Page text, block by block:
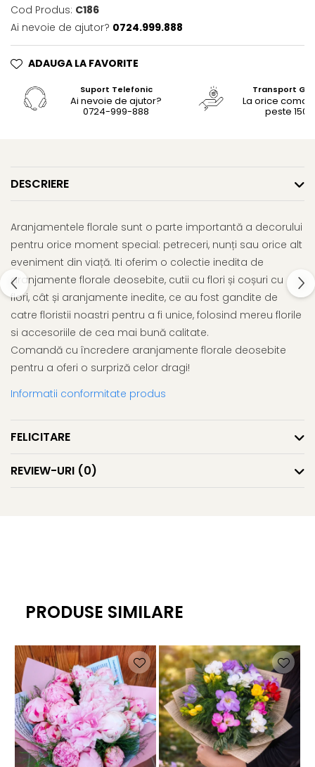
Cod Produs: C186
Ai nevoie de ajutor? 0724.999.888
ADAUGA LA FAVORITE
Suport Telefonic
Ai nevoie de ajutor?
0724-999-888
Transport
La orice
peste
DESCRIERE
Aranjamentele florale sunt o parte importantă a decorului
pentru orice moment special: petreceri, nunți sau orice alt
eveniment din viață. Iti oferim o colectie inedita de
aranjamente florale deosebite, cutii cu flori și coșuri cu
flori, cât și aranjamente inedite, ce au fost gandite de
catre floristii noastri pentru a fi unice, folosind mereu florile
si accesoriile de cea mai bună calitate.
Comandă cu încredere aranjamente florale deosebite
pentru a oferi o surpriză celor dragi!
Informatii conformitate produs
FELICITARE
REVIEW-URI (0)
PRODUSE SIMILARE